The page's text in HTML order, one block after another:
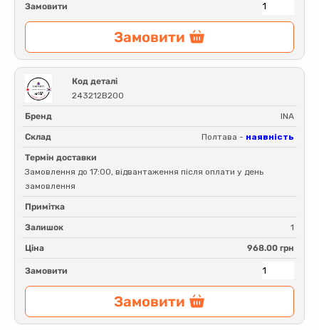
Замовити
Замовити
Код деталі
243212B200
Бренд INA
Склад Полтава - наявність
Термін доставки
Замовлення до 17:00, відвантаження після оплати у день
замовлення
Примітка
Залишок 1
Ціна 968.00 грн
Замовити
Замовити